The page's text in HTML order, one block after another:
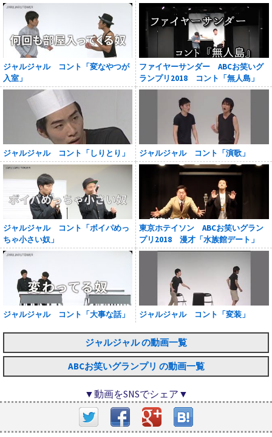
ジャルジャル コント「変なやつが
入室」
ファイヤーサンダー ABCお笑いグ
ランプリ2018 コント「無人島」
ジャルジャル コント「しりとり」 ジャルジャル コント「演歌」
ジャルジャル コント「ボイパめっ
ちゃ小さい奴」
東京ホテイソン ABCお笑いグラン
プリ2018 漫才「水族館デート」
ジャルジャル コント「大事な話」 ジャルジャル コント「変装」
ジャルジャル の動画一覧
ABCお笑いグランプリ の動画一覧
▼動画をSNSでシェア▼